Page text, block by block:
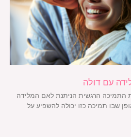
עם דולה
התמיכה הרגשית הניתנת לאם המלידה
שבו תמיכה כזו יכולה להשפיע על